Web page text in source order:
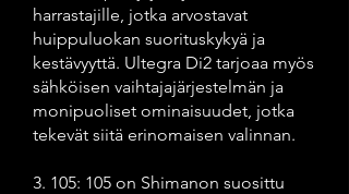
harrastajille, jotka arvostavat
huippuluokan suorituskykyä ja
kestävyyttä. Ultegra Di2 tarjoaa myös
sähköisen vaihtajajärjestelmän ja
monipuoliset ominaisuudet, jotka
tekevät siitä erinomaisen valinnan.
3. 105: 105 on Shimanon suosittu